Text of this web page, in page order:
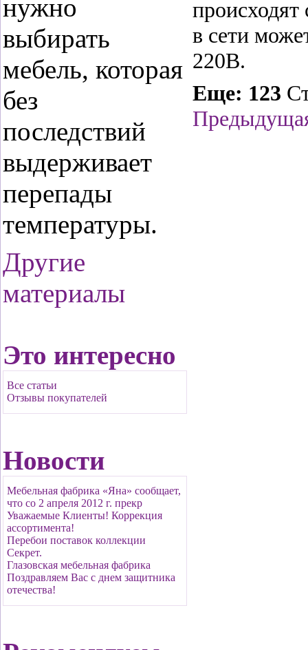
нужно
выбирать
мебель, которая
без
последствий
выдерживает
перепады
температуры.
Другие
материалы
Это интересно
Все статьи
Отзывы покупателей
Новости
Мебельная фабрика «Яна» сообщает,
что со 2 апреля 2012 г. прекр
Уважаемые Клиенты! Коррекция
ассортимента!
Перебои поставок коллекции
Секрет.
Глазовская мебельная фабрика
Поздравляем Вас с днем защитника
отечества!
происходят
в сети
220В.
Еще: 123